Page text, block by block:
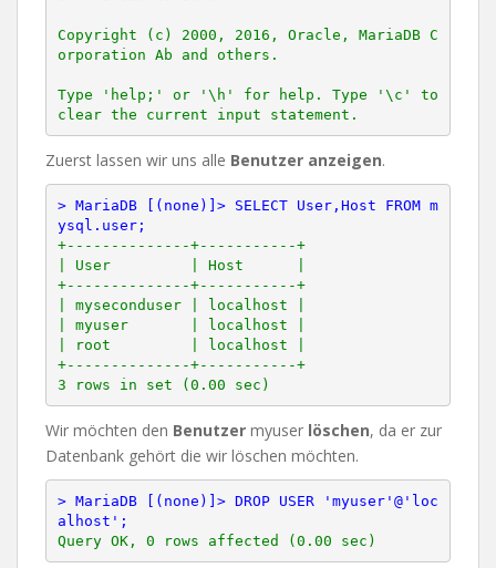
Copyright (c) 2000, 2016, Oracle, MariaDB C
orporation Ab and others.
Type 'help;' or '\h' for help. Type '\c' to
Zuerst lassen wir uns alle Benutzer anzeigen.
> MariaDB [(none)]> SELECT User,Host FROM m
ysql.user;
+--------------+-----------+
| User         | Host      |
+--------------+-----------+
| myseconduser | localhost |
| myuser       | localhost |
| root         | localhost |
+--------------+-----------+
Wir möchten den Benutzer myuser löschen, da er zur
Datenbank gehört die wir löschen möchten.
> MariaDB [(none)]> DROP USER 'myuser'@'loc
alhost';